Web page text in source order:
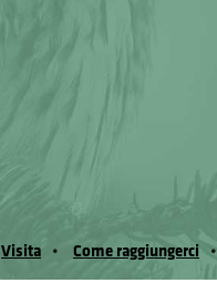
Visita Come raggiungerci